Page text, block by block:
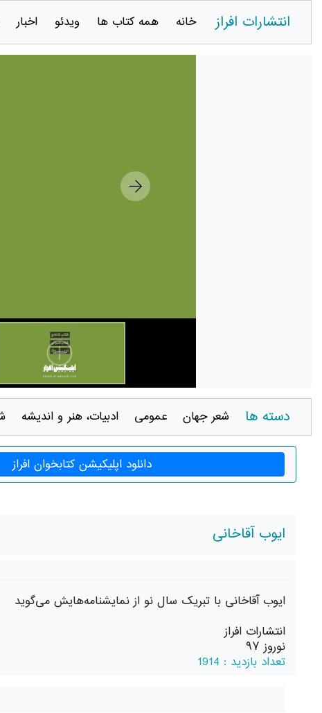
انتشارات افراز خانه همه کتاب ها ویدئو اخبار
دسته ها شعر جهان عمومی ادبيات، هنر و انديشه
دانلود اپلیکیشن کتابخوان افراز
ایوب آقاخانی
ایوب آقاخانی با تبریک سال نو از نمایشنامه‌هایش می‌گوید
انتشارات افراز
نوروز ۹۷
تعداد بازدید : 1914